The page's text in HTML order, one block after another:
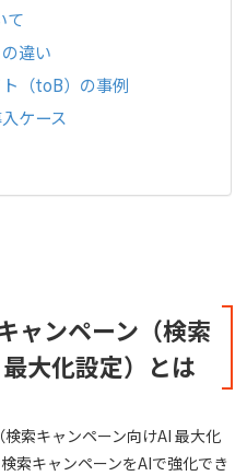
て
違い
（toB）の事例
ケース
ャンペーン（検索
大化設定）とは
索キャンペーン向けAI 最大化
索キャンペーンをAIで強化でき